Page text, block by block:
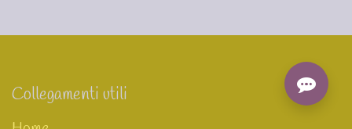
Collegamenti utili